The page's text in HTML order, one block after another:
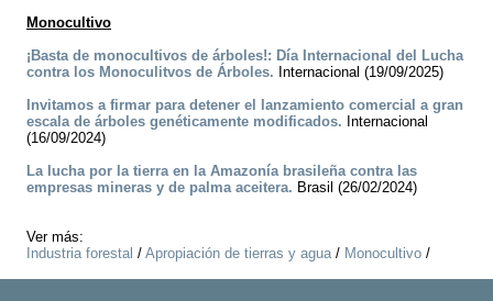
Monocultivo
¡Basta de monocultivos de árboles!: Día Internacional del Lucha
contra los Monoculitvos de Árboles. Internacional (19/09/2025)
Invitamos a firmar para detener el lanzamiento comercial a gran
escala de árboles genéticamente modificados. Internacional
(16/09/2024)
La lucha por la tierra en la Amazonía brasileña contra las
empresas mineras y de palma aceitera. Brasil (26/02/2024)
Ver más:
Industria forestal / Apropiación de tierras y agua/ Monocultivo /